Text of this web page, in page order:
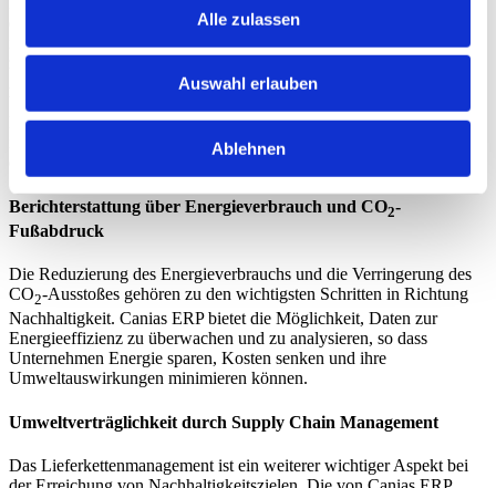
Alle zulassen
Auswahl erlauben
Ablehnen
eine umfassende digitale Lösung, die es Unternehmen erleichtert,
ihre Nachhaltigkeitsziele zu erreichen. Vom Energiemanagement bis
zur Abfallreduzierung, vom Lieferkettenmanagement bis zu
Anwendungen für die Kreislaufwirtschaft – Canias ERP bietet eine
Nachhaltigkeitsmodul von Canias ERP ermöglicht es Unternehmen,
ihre Energieeffizienz zu verbessern und ihren CO2-Fußabdruck zu
Berichterstattung über Energieverbrauch und CO2-
Fußabdruck
Die Reduzierung des Energieverbrauchs und die Verringerung des
CO2-Ausstoßes gehören zu den wichtigsten Schritten in Richtung
Nachhaltigkeit. Canias ERP bietet die Möglichkeit, Daten zur
Energieeffizienz zu überwachen und zu analysieren, so dass
Unternehmen Energie sparen, Kosten senken und ihre
Umweltauswirkungen minimieren können.
Umweltverträglichkeit durch Supply Chain Management
Das Lieferkettenmanagement ist ein weiterer wichtiger Aspekt bei